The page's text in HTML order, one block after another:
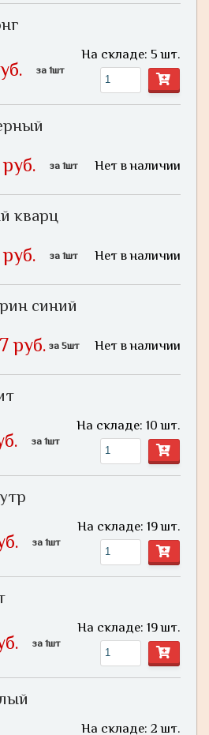
за 1шт
На складе: 5 шт.
за 1шт Нет в наличии
кварц
за 1шт Нет в наличии
синий
руб. за 5шт Нет в наличии
за 1шт
На складе: 10 шт.
за 1шт
На складе: 19 шт.
за 1шт
На складе: 19 шт.
На складе: 2 шт.